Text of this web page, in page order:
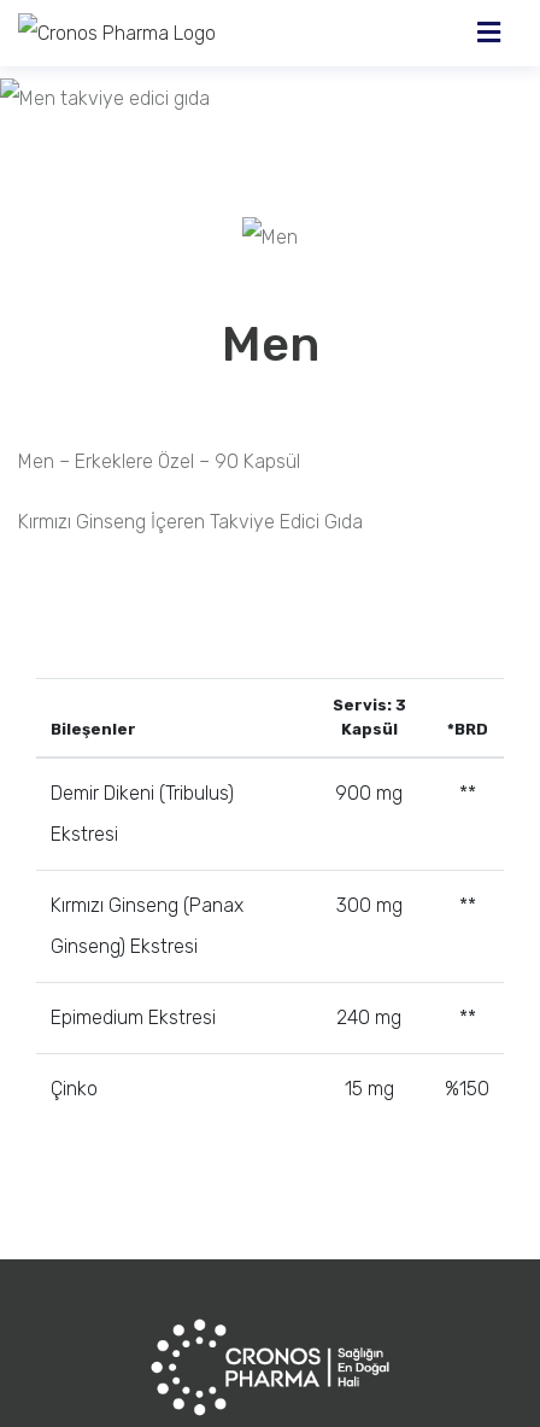
Men
Men – Erkeklere Özel – 90 Kapsül
Kırmızı Ginseng İçeren Takviye Edici Gıda
Bileşenler
Servis: 3
Kapsül
*BRD
Demir Dikeni (Tribulus)
Ekstresi
900 mg **
Kırmızı Ginseng (Panax
Ginseng) Ekstresi
300 mg **
Epimedium Ekstresi 240 mg **
Çinko 15 mg %150